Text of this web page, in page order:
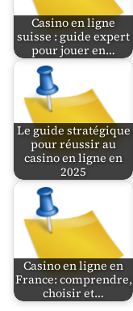
Casino en ligne
suisse : guide expert
pour jouer en…
Le guide stratégique
pour réussir au
casino en ligne en
2025
Casino en ligne en
France: comprendre,
choisir et…